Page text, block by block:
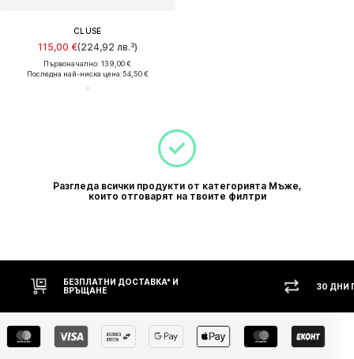
CLUSE
115,00 €(224,92 лв.³)
Първоначално: 139,00 €
Последна най-ниска цена:54,50 €
Разгледа всички продукти от категорията Мъже,
които отговарят на твоите филтри
БЕЗПЛАТНИ ДОСТАВКА* И
ВРЪЩАНЕ
30 ДНИ